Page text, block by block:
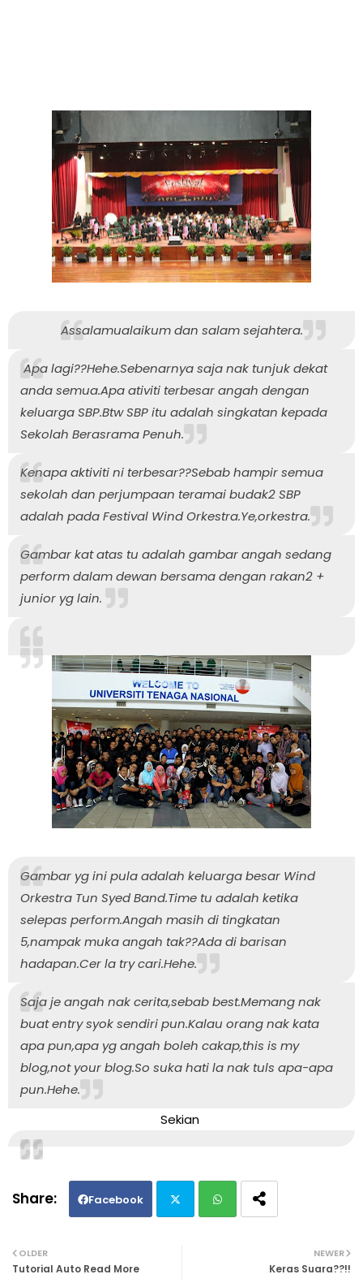
Assalamualaikum dan salam sejahtera.
Apa lagi??Hehe.Sebenarnya saja nak tunjuk dekat
anda semua.Apa ativiti terbesar angah dengan
keluarga SBP.Btw SBP itu adalah singkatan kepada
Sekolah Berasrama Penuh.
Kenapa aktiviti ni terbesar??Sebab hampir semua
sekolah dan perjumpaan teramai budak2 SBP
adalah pada Festival Wind Orkestra.Ye,orkestra.
Gambar kat atas tu adalah gambar angah sedang
perform dalam dewan bersama dengan rakan2 +
junior yg lain.
Gambar yg ini pula adalah keluarga besar Wind
Orkestra Tun Syed Band.Time tu adalah ketika
selepas perform.Angah masih di tingkatan
5,nampak muka angah tak??Ada di barisan
hadapan.Cer la try cari.Hehe.
Saja je angah nak cerita,sebab best.Memang nak
buat entry syok sendiri pun.Kalau orang nak kata
apa pun,apa yg angah boleh cakap,this is my
blog,not your blog.So suka hati la nak tuls apa-apa
pun.Hehe.
Sekian
Facebook
NEWER
Keras Suara??!!
OLDER
Tutorial Auto Read More